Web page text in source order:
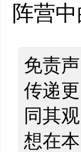
阵营中
免责
传递
同其
想在